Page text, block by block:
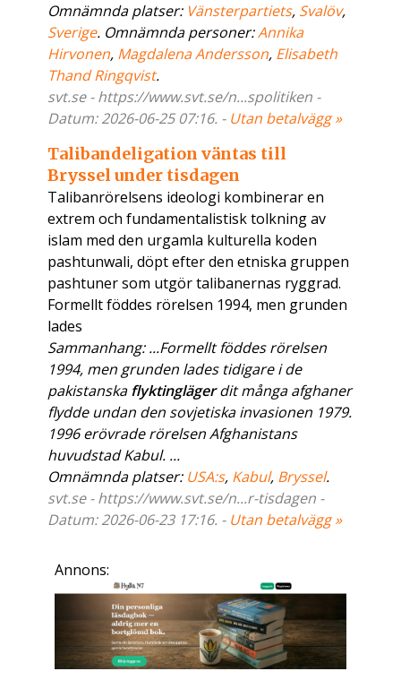
Omnämnda platser: Vänsterpartiets, Svalöv,
Sverige. Omnämnda personer:Annika
Hirvonen, Magdalena Andersson, Elisabeth
Thand Ringqvist.
svt.se - https://www.svt.se/n...spolitiken -
Datum: 2026-06-25 07:16. - Utan betalvägg »
Talibandeligation väntas till
Bryssel under tisdagen
Talibanrörelsens ideologi kombinerar en
extrem och fundamentalistisk tolkning av
islam med den urgamla kulturella koden
pashtunwali, döpt efter den etniska gruppen
pashtuner som utgör talibanernas ryggrad.
Formellt föddes rörelsen 1994, men grunden
lades
Sammanhang: ...Formellt föddes rörelsen
1994, men grunden lades tidigare i de
pakistanskaflyktinglägerdit många afghaner
flydde undan den sovjetiska invasionen 1979.
1996 erövrade rörelsen Afghanistans
huvudstad Kabul. ...
Omnämnda platser: USA:s, Kabul, Bryssel.
svt.se - https://www.svt.se/n...r-tisdagen -
Datum: 2026-06-23 17:16. - Utan betalvägg »
Annons: